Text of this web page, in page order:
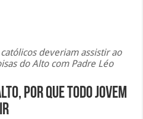
deveriam assistir ao
do Alto com Padre Léo
por que todo jovem